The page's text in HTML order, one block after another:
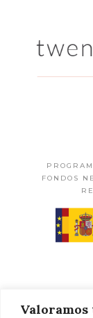
FONDOS